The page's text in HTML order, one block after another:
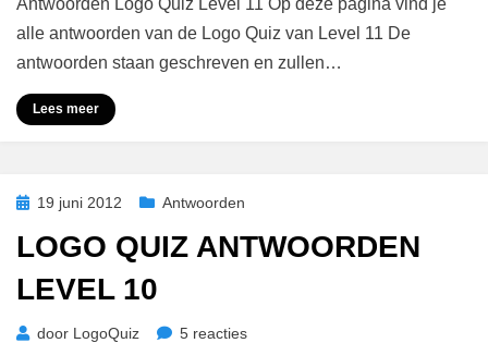
Antwoorden Logo Quiz Level 11 Op deze pagina vind je
alle antwoorden van de Logo Quiz van Level 11 De
antwoorden staan geschreven en zullen…
Lees meer
Geplaatst
19 juni 2012 Antwoorden
LOGO QUIZ ANTWOORDEN
LEVEL 10
door LogoQuiz 5 reactiesop